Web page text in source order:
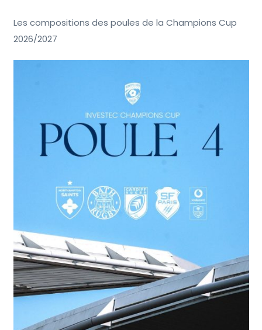
Les compositions des poules de la Champions Cup
2026/2027